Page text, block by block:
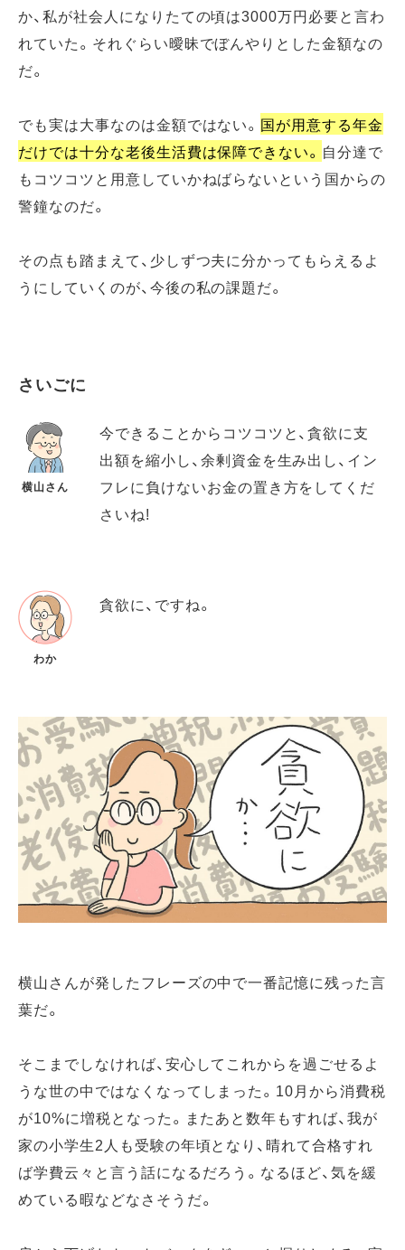
か、私が社会人になりたての頃は3000万円必要と言わ
れていた。それぐらい曖昧でぼんやりとした金額なの
だ。
でも実は大事なのは金額ではない。 国が用意する年金
だけでは十分な老後生活費は保障できない。 自分達で
もコツコツと用意していかねばらないという国からの
警鐘なのだ。
その点も踏まえて、少しずつ夫に分かってもらえるよ
うにしていくのが、今後の私の課題だ。
さいごに
横山さん
今できることからコツコツと、貪欲に支
出額を縮小し、余剰資金を生み出し、イン
フレに負けないお金の置き方をしてくだ
さいね!
わか
貪欲に、ですね。
横山さんが発したフレーズの中で一番記憶に残った言
葉だ。
そこまでしなければ、安心してこれからを過ごせるよ
うな世の中ではなくなってしまった。10月から消費税
が10%に増税となった。またあと数年もすれば、我が
家の小学生2人も受験の年頃となり、晴れて合格すれ
ば学費云々と言う話になるだろう。なるほど、気を緩
めている暇などなさそうだ。